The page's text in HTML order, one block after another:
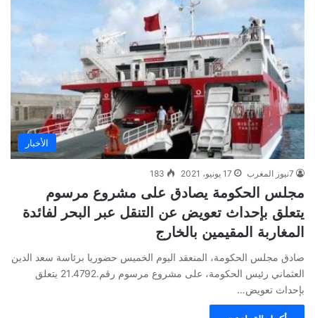
الأخبار
7نيوز المغرب 17 يونيو، 2021 183
مجلس الحكومة يصادق على مشروع مرسوم
يتعلق بإحداث تعويض عن التنقل عبر البحر لفائدة
المغاربة المقيمين بالخارج
صادق مجلس الحكومة، المنعقد اليوم الخميس حضوريا برئاسة سعد الدين
العثماني رئيس الحكومة، على مشروع مرسوم رقم.21.4792 يتعلق
بإحداث تعويض…